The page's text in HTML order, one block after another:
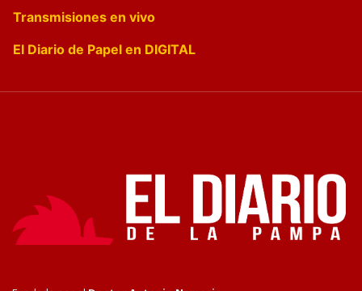
Transmisiones en vivo
El Diario de Papel en DIGITAL